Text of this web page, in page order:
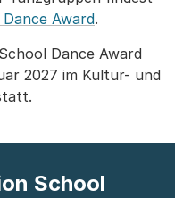
Award.
Dance Award
2027 im Kultur- und
School